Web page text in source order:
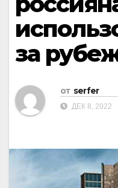
за
от serfer
ДЕК 8, 2022